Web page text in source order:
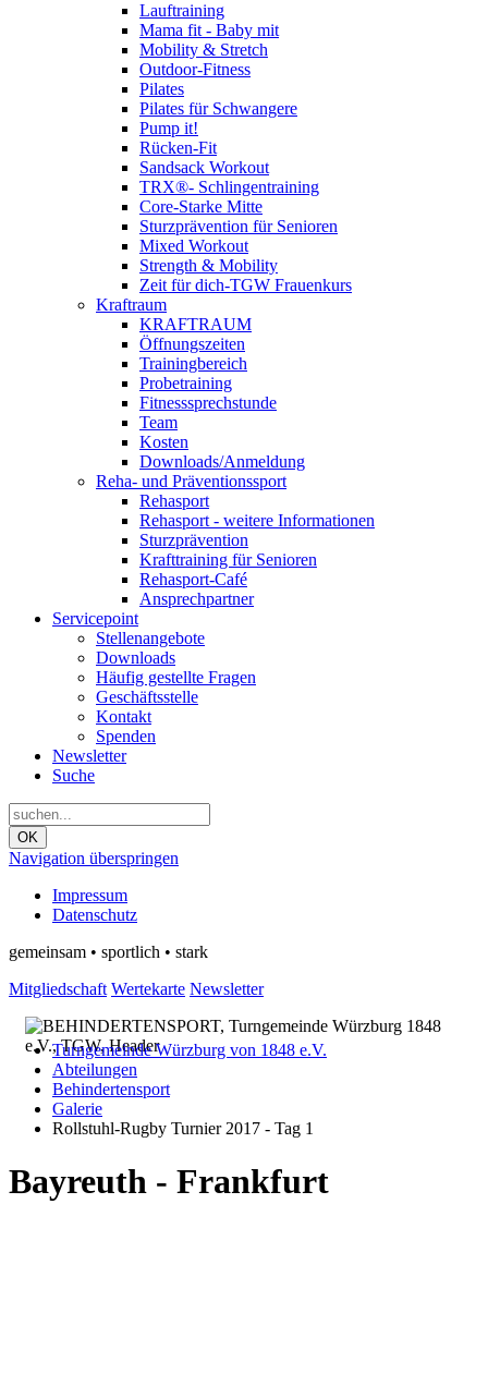
Lauftraining
Mama fit - Baby mit
Mobility & Stretch
Outdoor-Fitness
Pilates
Pilates für Schwangere
Pump it!
Rücken-Fit
Sandsack Workout
TRX®- Schlingentraining
Core-Starke Mitte
Sturzprävention für Senioren
Mixed Workout
Strength & Mobility
Zeit für dich-TGW Frauenkurs
Kraftraum
KRAFTRAUM
Öffnungszeiten
Trainingbereich
Probetraining
Fitnesssprechstunde
Team
Kosten
Downloads/Anmeldung
Reha- und Präventionssport
Rehasport
Rehasport - weitere Informationen
Sturzprävention
Krafttraining für Senioren
Rehasport-Café
Ansprechpartner
Servicepoint
Stellenangebote
Downloads
Häufig gestellte Fragen
Geschäftsstelle
Kontakt
Spenden
Newsletter
Suche
OK
Navigation überspringen
Impressum
Datenschutz
gemeinsam • sportlich • stark
Mitgliedschaft Wertekarte Newsletter
Turngemeinde Würzburg von 1848 e.V.
Abteilungen
Behindertensport
Galerie
Rollstuhl-Rugby Turnier 2017 - Tag 1
Bayreuth - Frankfurt